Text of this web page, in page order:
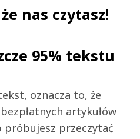
nas czytasz!
95% tekstu
oznacza to, że
artykułów
przeczytać